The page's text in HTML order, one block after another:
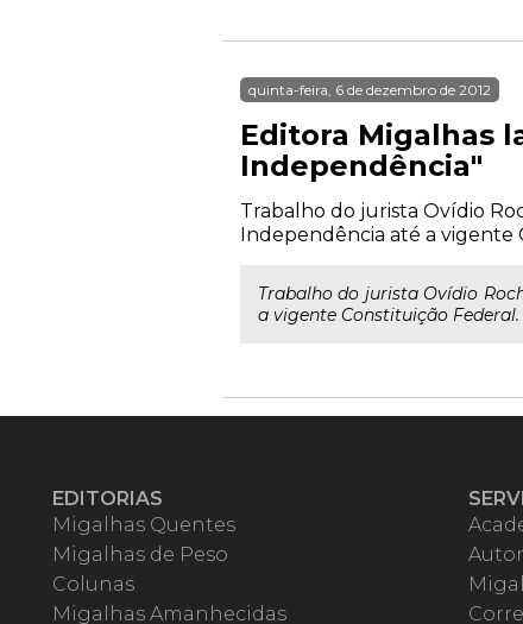
quinta-feira, 6 de dezembro de 2012
Editora Migalhas
Independência"
Trabalho do jurista Ovídio
Independência até a vigente
Trabalho do jurista Ovídio
a vigente Constituição Federal.
EDITORIAS
Migalhas Quentes
Migalhas de Peso
Colunas
Migalhas Amanhecidas